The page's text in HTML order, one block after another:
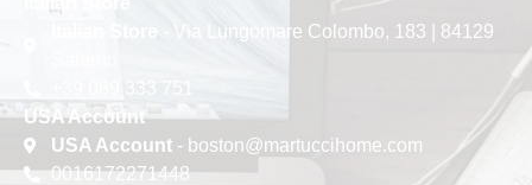
- Via Lungomare Colombo, 183 | 84129
USA Account
USA Account- boston@martuccihome.com
0016172271448